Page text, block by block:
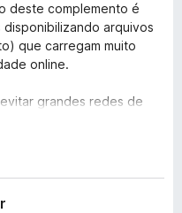
deste complemento é
arquivos
que carregam muito
online.
grandes redes de
Adblock Plus, etc.
nenhuma pré-